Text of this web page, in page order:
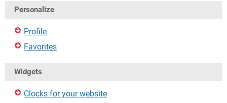
Personalize
Profile
Favorites
Widgets
Clocks for your website